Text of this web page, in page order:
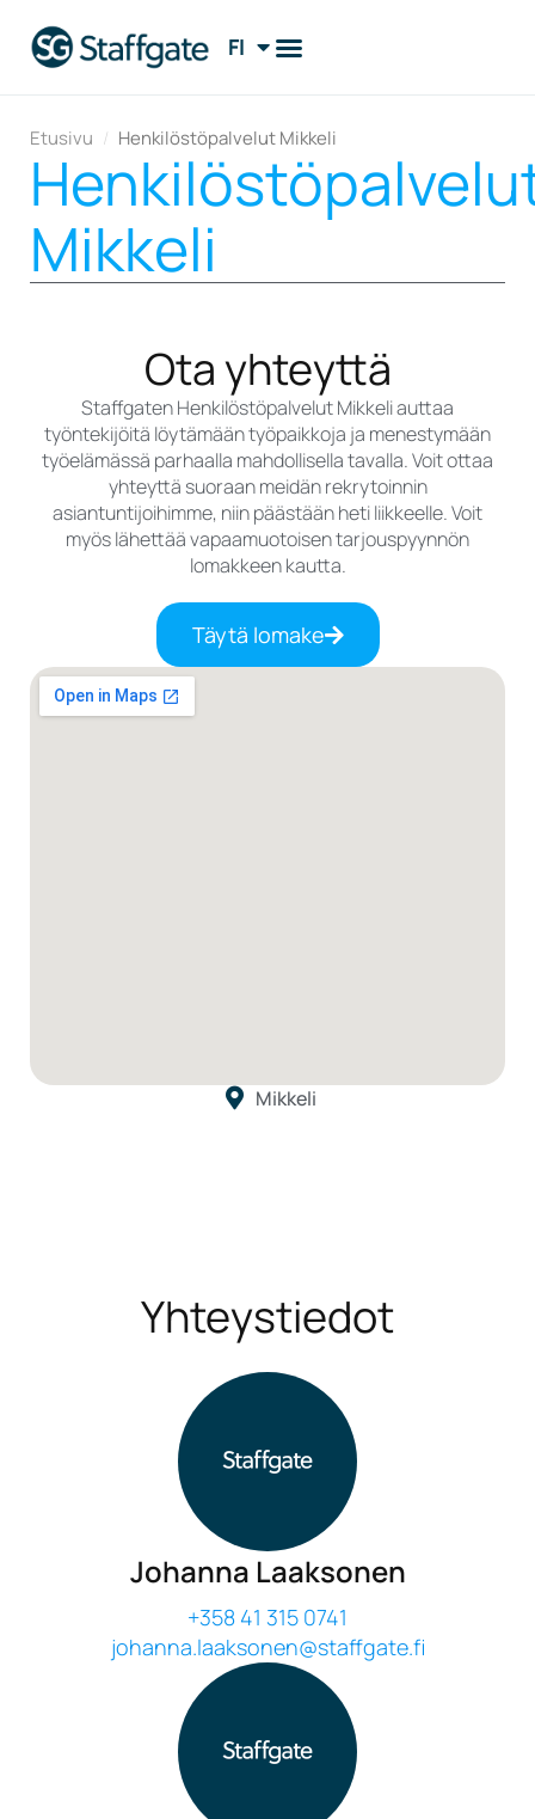
FI
EN
Etusivu / Henkilöstöpalvelut Mikkeli
Mikkeli
Ota yhteyttä
Staffgaten Henkilöstöpalvelut Mikkeli auttaa
työntekijöitä löytämään työpaikkoja ja menestymään
työelämässä parhaalla mahdollisella tavalla. Voit ottaa
yhteyttä suoraan meidän rekrytoinnin
asiantuntijoihimme, niin päästään heti liikkeelle. Voit
myös lähettää vapaamuotoisen tarjouspyynnön
lomakkeen kautta.
Täytä lomake
Mikkeli
Yhteystiedot
Johanna Laaksonen
+358 41 315 0741
johanna.laaksonen@staffgate.fi